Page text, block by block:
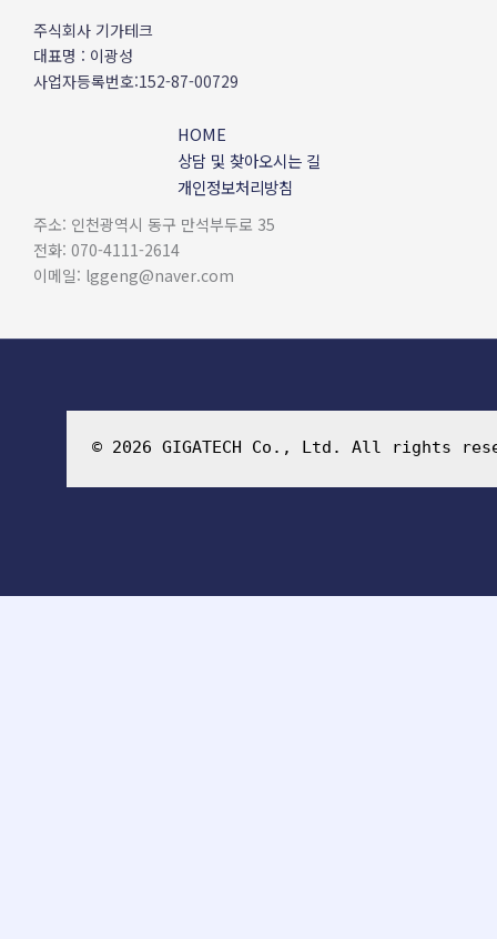
주식회사 기가테크
대표명 : 이광성
사업자등록번호:152-87-00729
HOME
상담 및 찾아오시는 길
개인정보처리방침
주소: 인천광역시 동구 만석부두로 35
전화: 070-4111-2614
이메일: lggeng@naver.com
© 2026 GIGATECH Co., Ltd. All rights